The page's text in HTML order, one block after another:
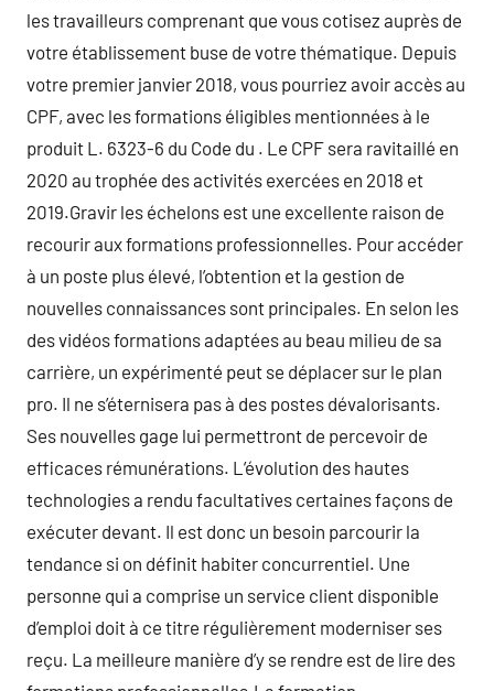
les travailleurs comprenant que vous cotisez auprès de
votre établissement buse de votre thématique. Depuis
votre premier janvier 2018, vous pourriez avoir accès au
CPF, avec les formations éligibles mentionnées à le
produit L. 6323-6 du Code du . Le CPF sera ravitaillé en
2020 au trophée des activités exercées en 2018 et
2019.Gravir les échelons est une excellente raison de
recourir aux formations professionnelles. Pour accéder
à un poste plus élevé, l’obtention et la gestion de
nouvelles connaissances sont principales. En selon les
des vidéos formations adaptées au beau milieu de sa
carrière, un expérimenté peut se déplacer sur le plan
pro. Il ne s’éternisera pas à des postes dévalorisants.
Ses nouvelles gage lui permettront de percevoir de
efficaces rémunérations. L’évolution des hautes
technologies a rendu facultatives certaines façons de
exécuter devant. Il est donc un besoin parcourir la
tendance si on définit habiter concurrentiel. Une
personne qui a comprise un service client disponible
d’emploi doit à ce titre régulièrement moderniser ses
reçu. La meilleure manière d’y se rendre est de lire des